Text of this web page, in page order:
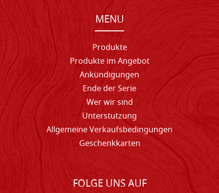
MENU
Produkte
Produkte im Angebot
Ankündigungen
Ende der Serie
Wer wir sind
Unterstutzung
Allgemeine Verkaufsbedingungen
Geschenkkarten
FOLGE UNS AUF